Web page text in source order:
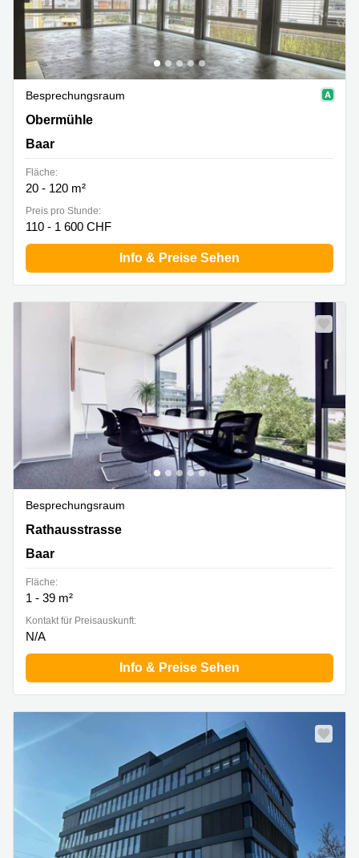
Besprechungsraum
Obermühle, Baar
Obermühle
Baar
Fläche:
20 - 120 m²
Preis pro Stunde:
110 - 1 600 CHF
Info & Preise Sehen
Besprechungsraum
Rathausstrasse 14, Baar
Rathausstrasse
Baar
Fläche:
1 - 39 m²
Kontakt für Preisauskunft:
N/A
Info & Preise Sehen